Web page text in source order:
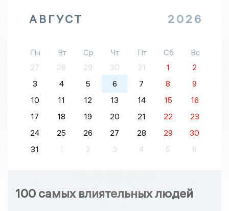
АВГУСТ 2026
Пн Вт Ср Чт Пт Сб
Вс
27
28 29 30 31 1
2
3
4 5 6 7 8
9
10
11 12 13 14 15
16
17
18 19 20 21 22
23
24
25 26 27 28 29
30
31
1 2 3 4 5 6
100 самых влиятельных людей